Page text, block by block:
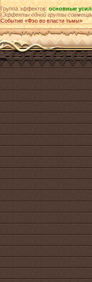
Группа эффектов:основные
(Эффекты одной группы
Событие «Фэо во власти тьмы»